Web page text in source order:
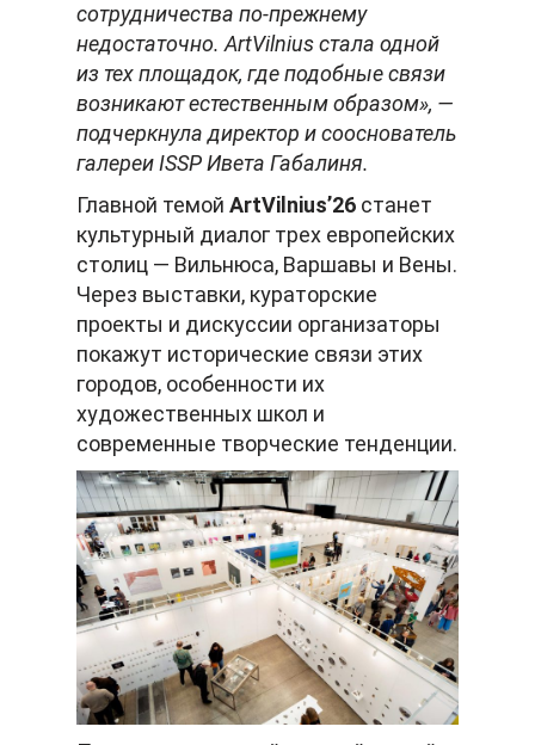
сотрудничества по-прежнему
недостаточно. ArtVilnius стала одной
из тех площадок, где подобные связи
возникают естественным образом», —
подчеркнула директор и сооснователь
галереи ISSP Ивета Габалиня.
Главной темой ArtVilnius’26 станет
культурный диалог трех европейских
столиц — Вильнюса, Варшавы и Вены.
Через выставки, кураторские
проекты и дискуссии организаторы
покажут исторические связи этих
городов, особенности их
художественных школ и
современные творческие тенденции.